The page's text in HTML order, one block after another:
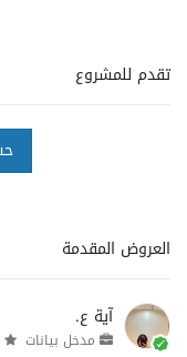
تقدم للمشروع
العروض المقدمة
آية ع.
مدخل بيانات